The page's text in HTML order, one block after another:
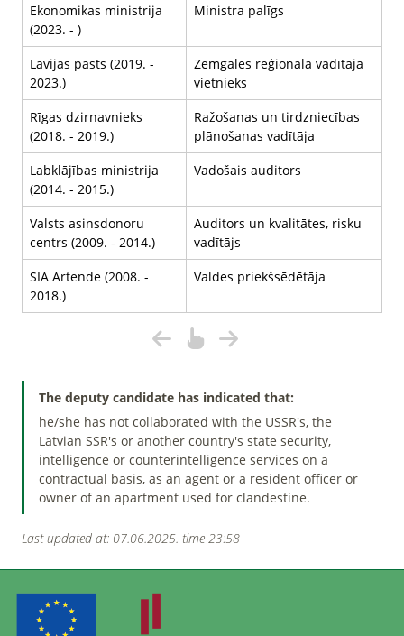
Ekonomikas ministrija
(2023. - )
Ministra palīgs
Lavijas pasts (2019. -
2023.)
Zemgales reģionālā vadītāja
vietnieks
Rīgas dzirnavnieks
(2018. - 2019.)
Ražošanas un tirdzniecības
plānošanas vadītāja
Labklājības ministrija
(2014. - 2015.)
Vadošais auditors
Valsts asinsdonoru
centrs (2009. - 2014.)
Auditors un kvalitātes, risku
vadītājs
SIA Artende (2008. -
2018.)
Valdes priekšsēdētāja
The deputy candidate has indicated that:
he/she has not collaborated with the USSR's, the
Latvian SSR's or another country's state security,
intelligence or counterintelligence services on a
contractual basis, as an agent or a resident officer or
owner of an apartment used for clandestine.
Last updated at: 07.06.2025. time 23:58